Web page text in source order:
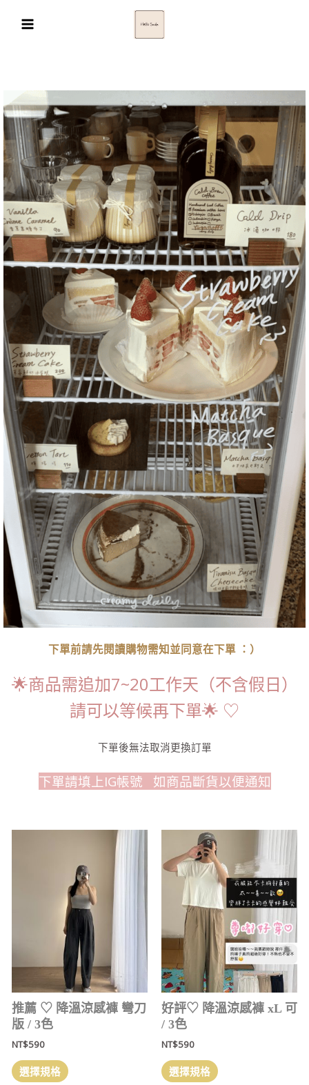
下單前請先閱讀購物需知並同意在下單 ：）
🌟商品需追加7~20工作天（不含假日）
請可以等候再下單🌟 ‎♡
下單後無法取消更換訂單
下單請填上IG帳號 如商品斷貨以便通知
推薦 ‎♡ 降溫涼感褲 彎刀
版 / 3色
NT$590
選擇規格
好評‎♡ 降溫涼感褲 xL 可
/ 3色
NT$590
選擇規格